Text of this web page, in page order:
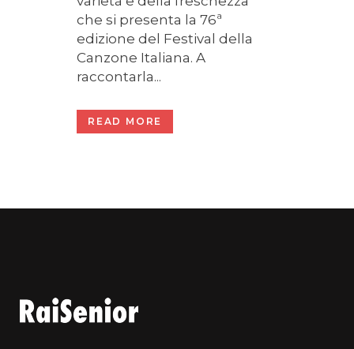
che si presenta la 76ª
edizione del Festival della
Canzone Italiana. A
raccontarla...
READ MORE